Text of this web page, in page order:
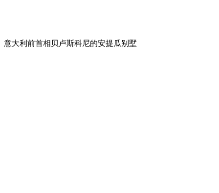
意大利前首相贝卢斯科尼的安提瓜别墅